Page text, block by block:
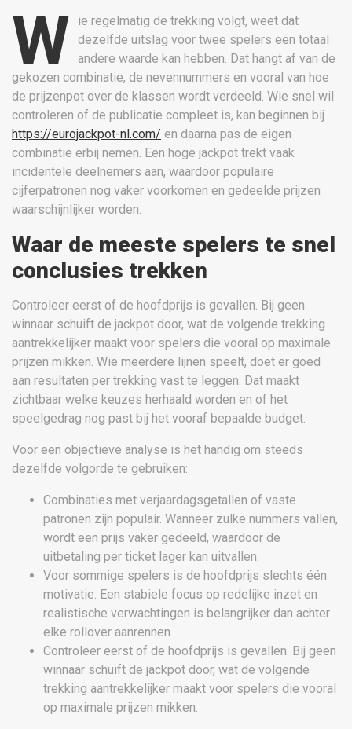
W
ie regelmatig de trekking volgt, weet dat
dezelfde uitslag voor twee spelers een totaal
andere waarde kan hebben. Dat hangt af van de
gekozen combinatie, de nevennummers en vooral van hoe
de prijzenpot over de klassen wordt verdeeld. Wie snel wil
controleren of de publicatie compleet is, kan beginnen bij
https://eurojackpot-nl.com/ en daarna pas de eigen
combinatie erbij nemen. Een hoge jackpot trekt vaak
incidentele deelnemers aan, waardoor populaire
cijferpatronen nog vaker voorkomen en gedeelde prijzen
waarschijnlijker worden.
Waar de meeste spelers te snel
conclusies trekken
Controleer eerst of de hoofdprijs is gevallen. Bij geen
winnaar schuift de jackpot door, wat de volgende trekking
aantrekkelijker maakt voor spelers die vooral op maximale
prijzen mikken. Wie meerdere lijnen speelt, doet er goed
aan resultaten per trekking vast te leggen. Dat maakt
zichtbaar welke keuzes herhaald worden en of het
speelgedrag nog past bij het vooraf bepaalde budget.
Voor een objectieve analyse is het handig om steeds
dezelfde volgorde te gebruiken:
Combinaties met verjaardagsgetallen of vaste
patronen zijn populair. Wanneer zulke nummers vallen,
wordt een prijs vaker gedeeld, waardoor de
uitbetaling per ticket lager kan uitvallen.
Voor sommige spelers is de hoofdprijs slechts één
motivatie. Een stabiele focus op redelijke inzet en
realistische verwachtingen is belangrijker dan achter
elke rollover aanrennen.
Controleer eerst of de hoofdprijs is gevallen. Bij geen
winnaar schuift de jackpot door, wat de volgende
trekking aantrekkelijker maakt voor spelers die vooral
op maximale prijzen mikken.